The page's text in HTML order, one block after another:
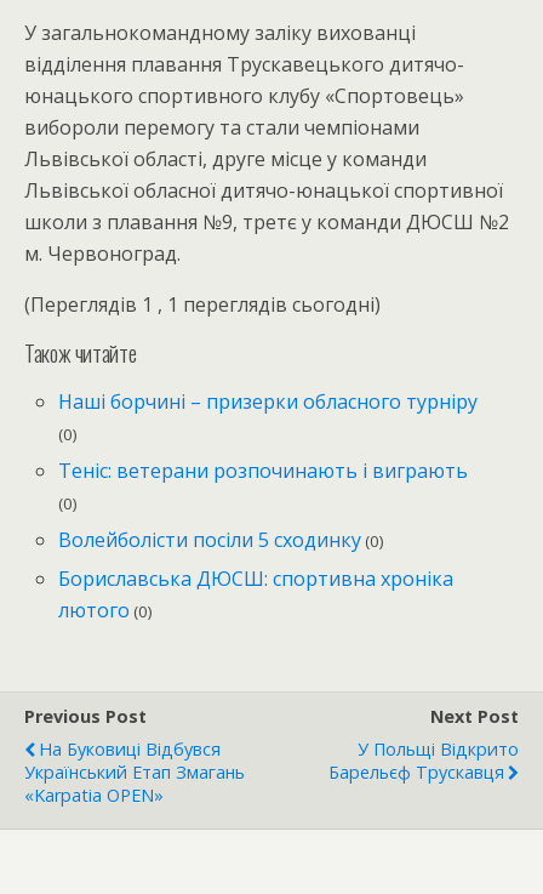
У загальнокомандному заліку вихованці
відділення плавання Трускавецького дитячо-
юнацького спортивного клубу «Спортовець»
вибороли перемогу та стали чемпіонами
Львівської області, друге місце у команди
Львівської обласної дитячо-юнацької спортивної
школи з плавання №9, третє у команди ДЮСШ №2
м. Червоноград.
(Переглядів 1 , 1 переглядів сьогодні)
Також читайте
Наші борчині – призерки обласного турніру
(0)
Теніс: ветерани розпочинають і виграють
(0)
Волейболісти посіли 5 сходинку (0)
Бориславська ДЮСШ: спортивна хроніка
лютого (0)
Previous Post
На Буковиці Відбувся
Український Етап Змагань
«Karpatia OPEN»
Next Post
У Польщі Відкрито
Барельєф Трускавця